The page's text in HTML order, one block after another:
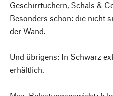
Geschirrtüchern, Schals &
Besonders schön: die nicht
der Wand.
Und übrigens: In Schwarz
erhältlich.